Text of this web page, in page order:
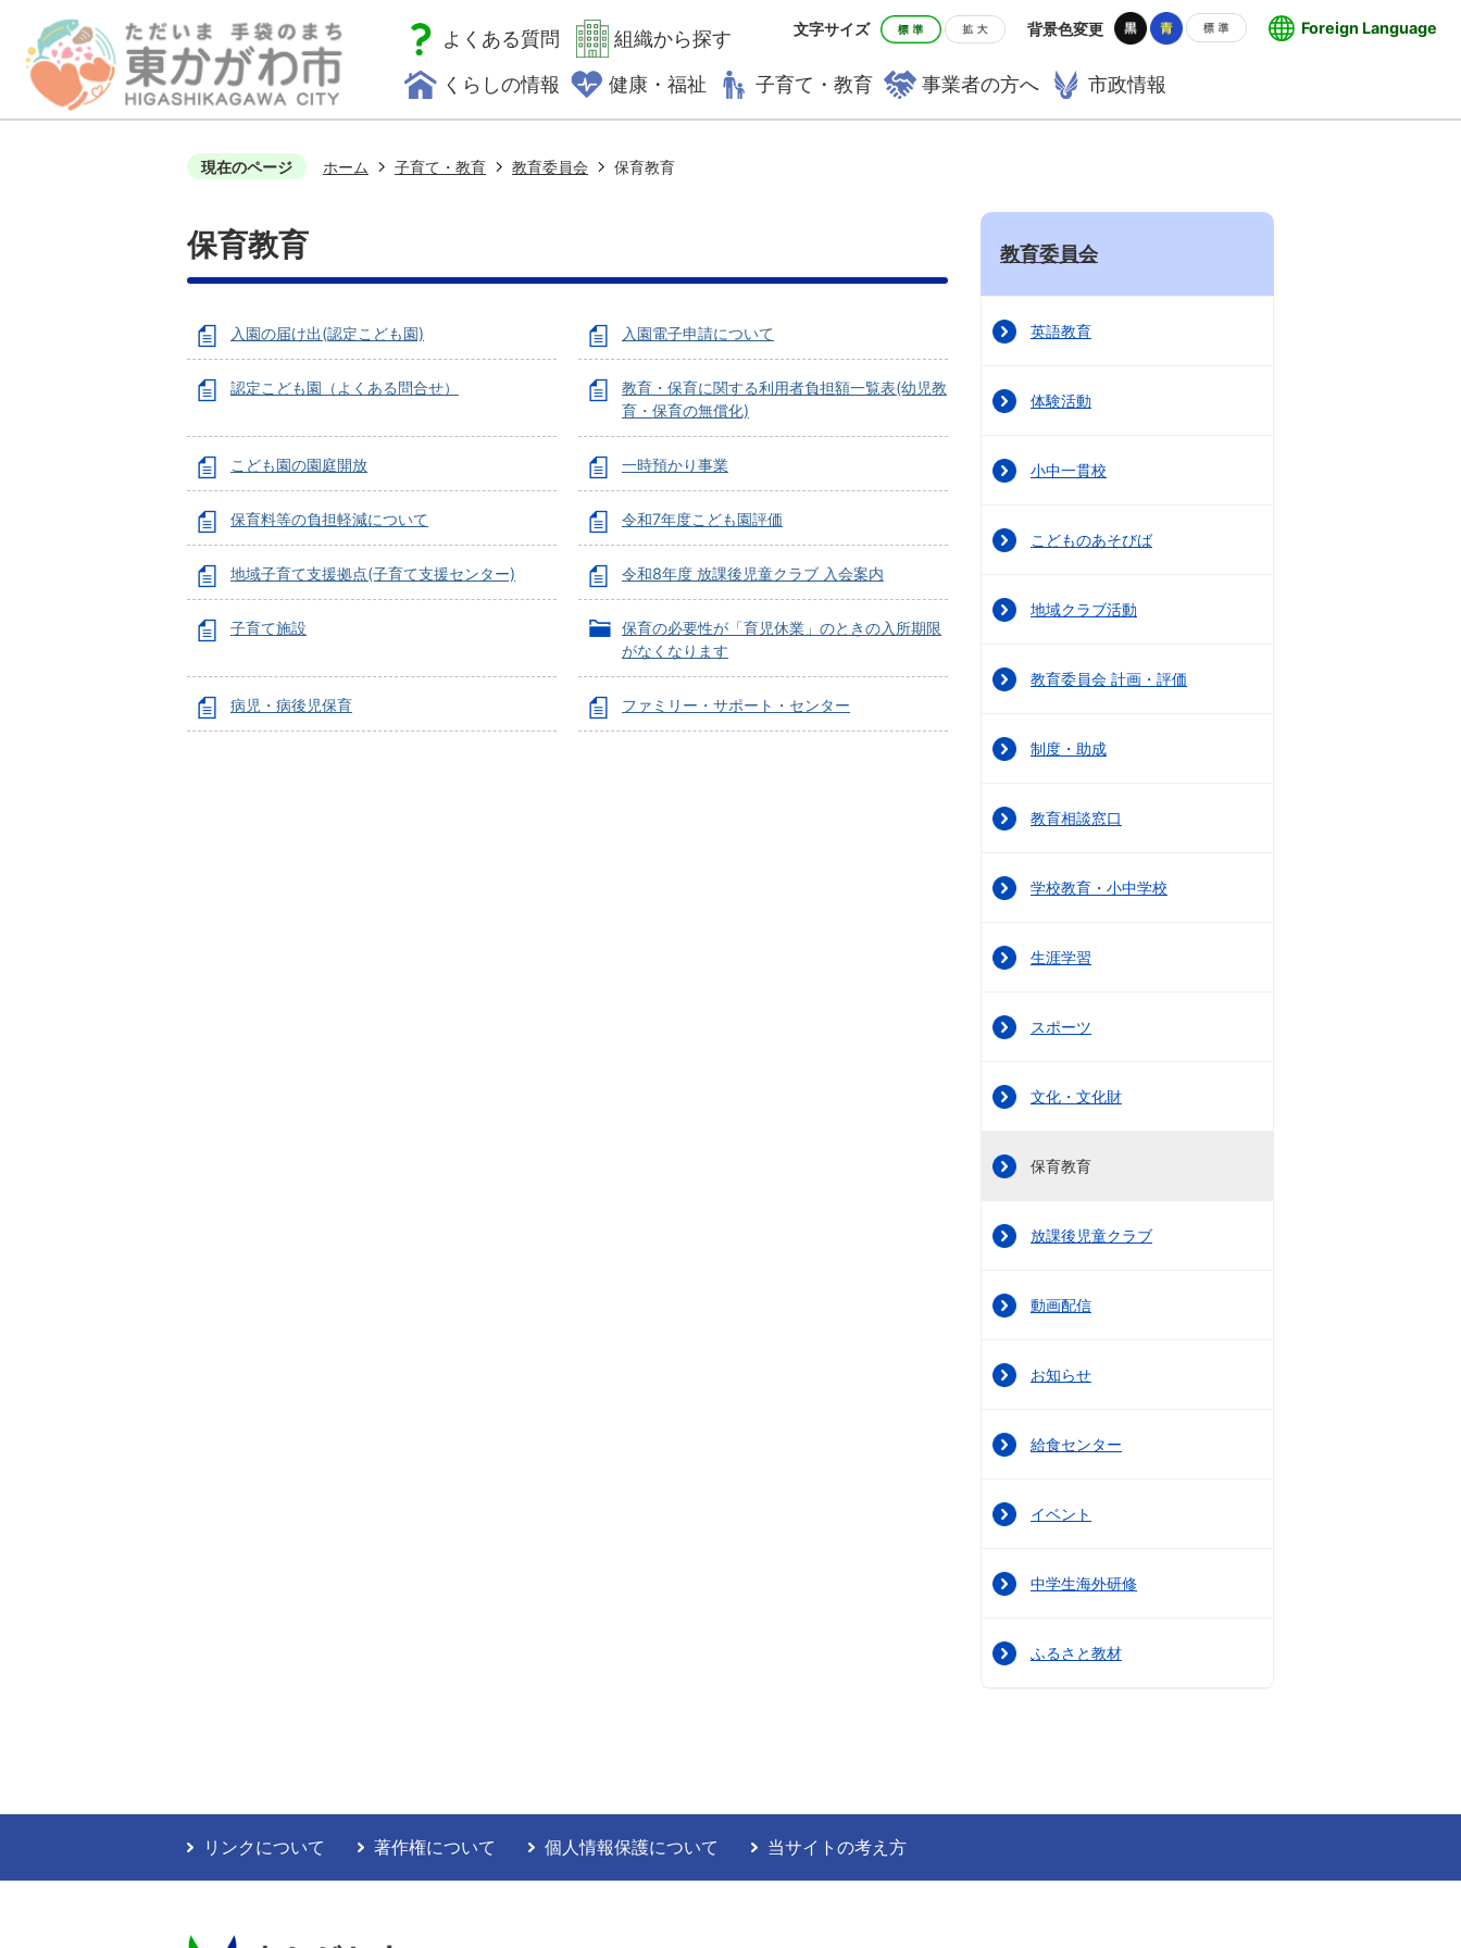
文字サイズ 背景色変更 Foreign Language
よくある質問
組織から探す
くらしの情報
健康・福祉 子育て・教育 事業者の方へ 市政情報
現在のページ ホーム 子育て・教育 教育委員会 保育教育
保育教育
入園の届け出(認定こども園) 入園電子申請について
認定こども園（よくある問合せ）
教育・保育に関する利用者負担額一覧表(幼児教
育・保育の無償化)
こども園の園庭開放 一時預かり事業
保育料等の負担軽減について 令和7年度こども園評価
地域子育て支援拠点(子育て支援センター) 令和8年度 放課後児童クラブ 入会案内
子育て施設
保育の必要性が「育児休業」のときの入所期限
がなくなります
病児・病後児保育 ファミリー・サポート・センター
教育委員会
英語教育
体験活動
小中一貫校
こどものあそびば
地域クラブ活動
教育委員会 計画・評価
制度・助成
教育相談窓口
学校教育・小中学校
生涯学習
スポーツ
文化・文化財
保育教育
放課後児童クラブ
動画配信
お知らせ
給食センター
イベント
中学生海外研修
ふるさと教材
リンクについて 著作権について 個人情報保護について 当サイトの考え方